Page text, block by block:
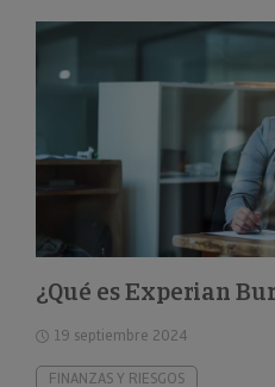
¿Qué es Experian
19 septiembre 2024
FINANZAS Y RIESGOS